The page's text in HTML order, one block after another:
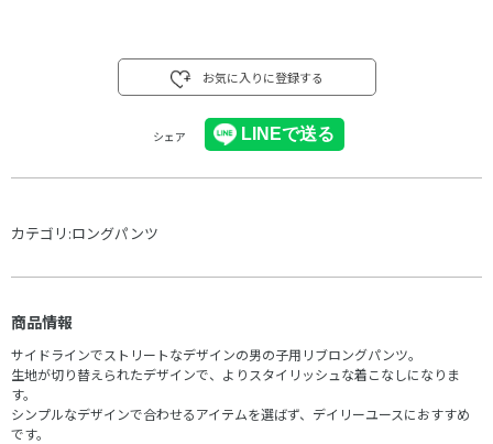
お気に入りに登録する
シェア
カテゴリ:ロングパンツ
商品情報
サイドラインでストリートなデザインの男の子用リブロングパンツ。
生地が切り替えられたデザインで、よりスタイリッシュな着こなしになりま
す。
シンプルなデザインで合わせるアイテムを選ばず、デイリーユースにおすすめ
です。